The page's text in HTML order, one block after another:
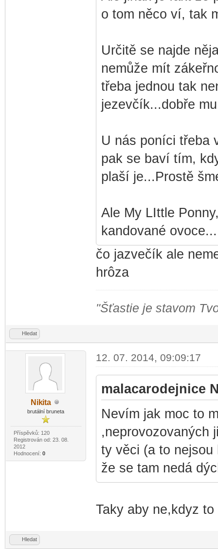
o tom něco ví, tak
Určitě se najde
nemůže mít
třeba jednou tak
jezevčík...dobře
U nás poníci třeba
pak se baví tím,
plaší je...Prostě
Ale My LIttle
kandované
čo jazvečík ale
hrôza
"Šťastie je stavom
Hledat
Nikita
brutální bruneta
Příspěvků: 120
Registrován od: 23. 08.
2012
Hodnocení: 0
12. 07. 2014, 09:09:17
malacarodejnice
Nevím jak moc to
,neprovozovaných
ty věci (a to
že se tam nedá
Taky aby ne,kdyz
Hledat